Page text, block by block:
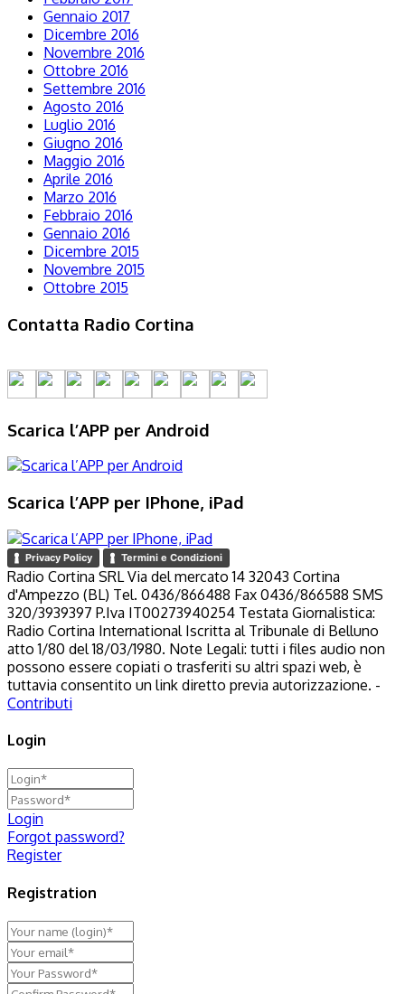
Gennaio 2017
Dicembre 2016
Novembre 2016
Ottobre 2016
Settembre 2016
Agosto 2016
Luglio 2016
Giugno 2016
Maggio 2016
Aprile 2016
Marzo 2016
Febbraio 2016
Gennaio 2016
Dicembre 2015
Novembre 2015
Ottobre 2015
Contatta Radio Cortina
Scarica l’APP per Android
Scarica l’APP per IPhone, iPad
Privacy Policy Termini e Condizioni
Radio Cortina SRL Via del mercato 14 32043 Cortina
d'Ampezzo (BL) Tel. 0436/866488 Fax 0436/866588 SMS
320/3939397 P.Iva IT00273940254 Testata Giornalistica:
Radio Cortina International Iscritta al Tribunale di Belluno
atto 1/80 del 18/03/1980. Note Legali: tutti i files audio non
possono essere copiati o trasferiti su altri spazi web, è
tuttavia consentito un link diretto previa autorizzazione. -
Contributi
Login
Login
Forgot password?
Register
Registration